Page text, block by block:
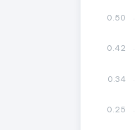
0.50
0.42
0.34
0.25